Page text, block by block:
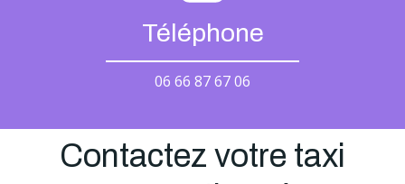
Téléphone
06 66 87 67 06
Contactez votre taxi